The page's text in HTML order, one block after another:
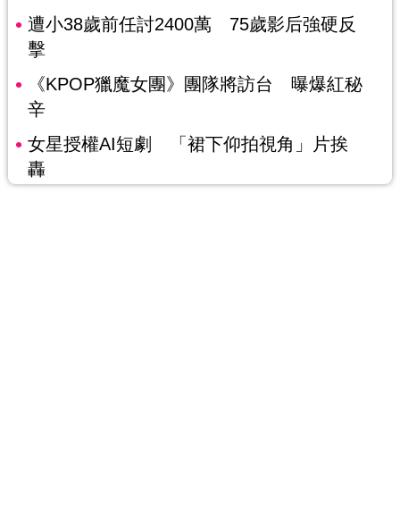
遭小38歲前任討2400萬 75歲影后強硬反
擊
《KPOP獵魔女團》團隊將訪台 曝爆紅秘
辛
女星授權AI短劇 「裙下仰拍視角」片挨
轟